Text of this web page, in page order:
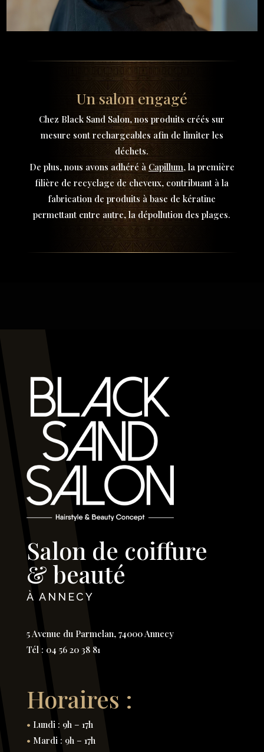
Un salon engagé
Chez Black Sand Salon, nos produits créés sur
mesure sont rechargeables afin de limiter les
déchets.
De plus, nous avons adhéré à Capillum, la première
filière de recyclage de cheveux, contribuant à la
fabrication de produits à base de kératine
permettant entre autre, la dépollution des plages.
Salon de coiffure
& beauté
À ANNECY
5 Avenue du Parmelan, 74000 Annecy
Tél : 04 56 20 38 81
Horaires :
• Lundi : 9h – 17h
• Mardi : 9h – 17h